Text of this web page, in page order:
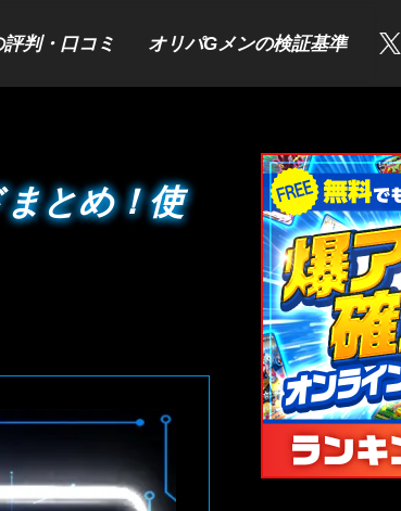
判・口コミ オリパGメンの検証基準
とめ！使